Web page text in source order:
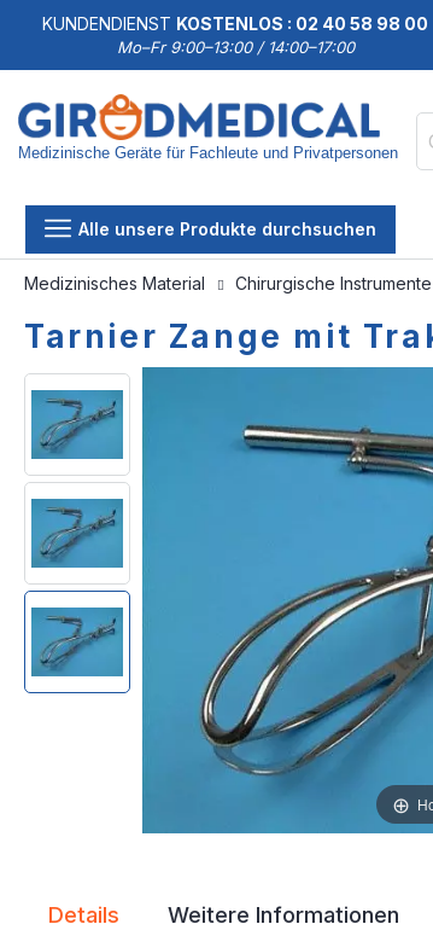
KUNDENDIENST KOSTENLOS : 02 40 58 98 00
Mo–Fr 9:00–13:00 / 14:00–17:00
Medizinische Geräte für Fachleute und Privatpersonen
Alle unsere Produkte durchsuchen
Medizinisches Material Chirurgische Instrumente
Tarnier Zange mit
Zum
Ende
der
Bildgalerie
springen
Zum
Anfang
der
Bildgalerie
springen
Details Weitere Informationen